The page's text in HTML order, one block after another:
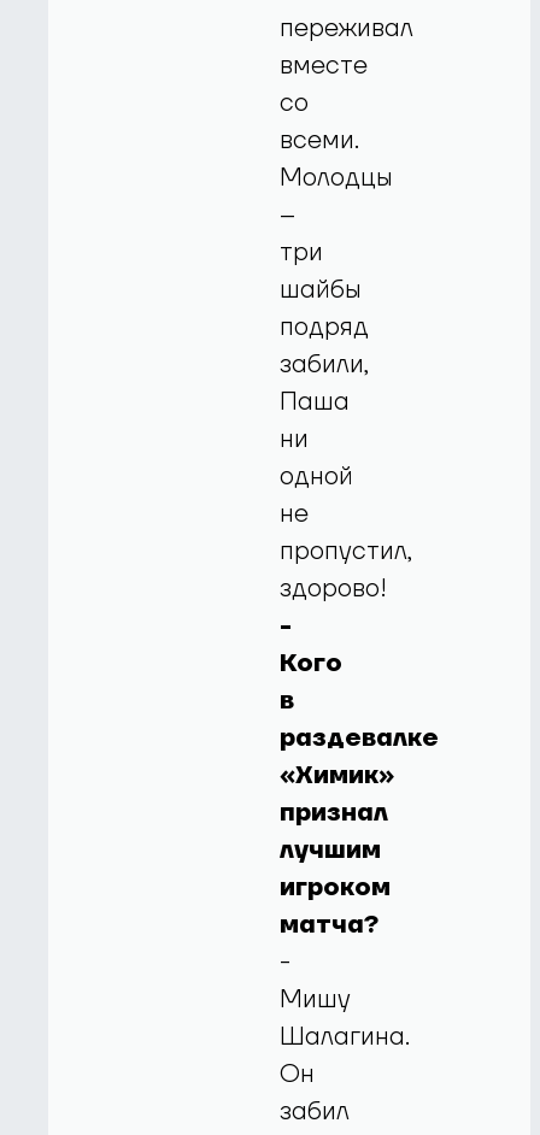
переживал
вместе
со
всеми.
Молодцы
–
три
шайбы
подряд
забили,
Паша
ни
одной
не
пропустил,
здорово!
-
Кого
в
раздевалке
«Химик»
признал
лучшим
игроком
матча?
-
Мишу
Шалагина.
Он
забил